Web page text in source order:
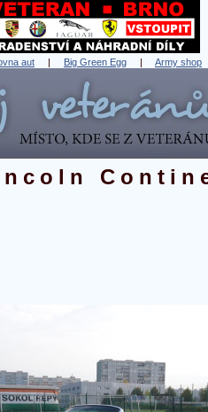
aut | Big Green Egg | Army shop